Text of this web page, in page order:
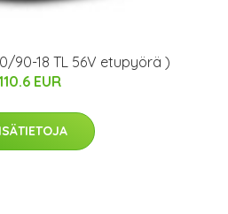
90-18 TL 56V etupyörä )
EUR